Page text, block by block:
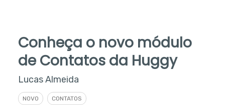
Conheça o novo módulo
de Contatos da Huggy
Lucas Almeida
NOVO CONTATOS